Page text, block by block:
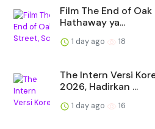
Film The End of
Hathaway ya...
1 day ago 18
The Intern Versi
2026, Hadirkan ...
1 day ago 16